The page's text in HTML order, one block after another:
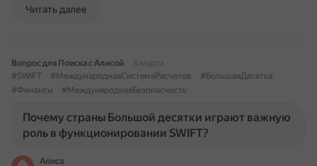
Читать далее
Вопрос для Поиска с Алисой
6 марта
#SWIFT
#МеждународнаяСистемаРасчетов
#БольшаяДесятка
#Финансы
#МеждународнаяБезопасность
Почему страны Большой десятки играют важную
роль в функционировании SWIFT?
Алиса